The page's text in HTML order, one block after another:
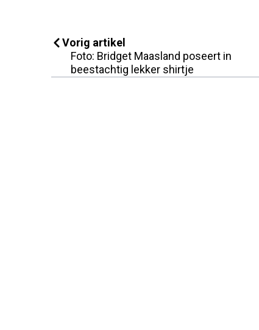
Vorig artikel
Foto: Bridget Maasland poseert in
beestachtig lekker shirtje